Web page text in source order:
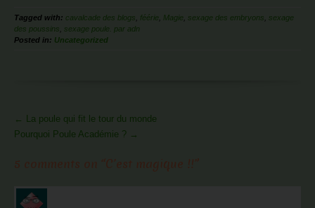
Tagged with: cavalcade des blogs féérie Magie sexage des embryons sexage
des poussins sexage poule. par adn
Posted in: Uncategorized
More
Articles
←
La poule qui fit le tour du monde
Pourquoi Poule Académie ? →